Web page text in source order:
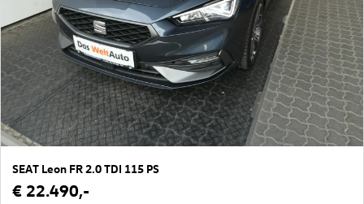
SEAT Leon FR 2.0 TDI 115 PS
€ 22.490,-